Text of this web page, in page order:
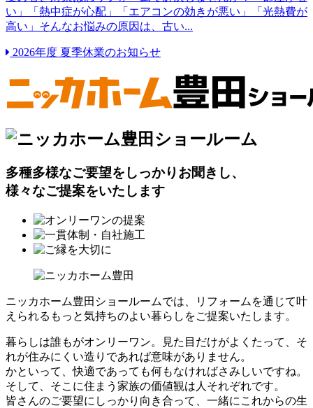
い」「熱中症が心配」「エアコンの効きが悪い」「光熱費が
高い」そんなお悩みの原因は、古い...
2026年度 夏季休業のお知らせ
多種多様なご要望をしっかりお聞きし、
様々なご提案をいたします
ニッカホーム豊田ショールームでは、リフォームを通じて叶
えられるもっと気持ちのよい暮らしをご提案いたします。
暮らしは誰もがオンリーワン。見た目だけがよくたって、そ
れが住みにくい造りであれば意味がありません。
かといって、快適であっても何もなければさみしいですね。
そして、そこに住まう家族の価値観は人それぞれです。
皆さんのご要望にしっかり向き合って、一緒にこれからの生